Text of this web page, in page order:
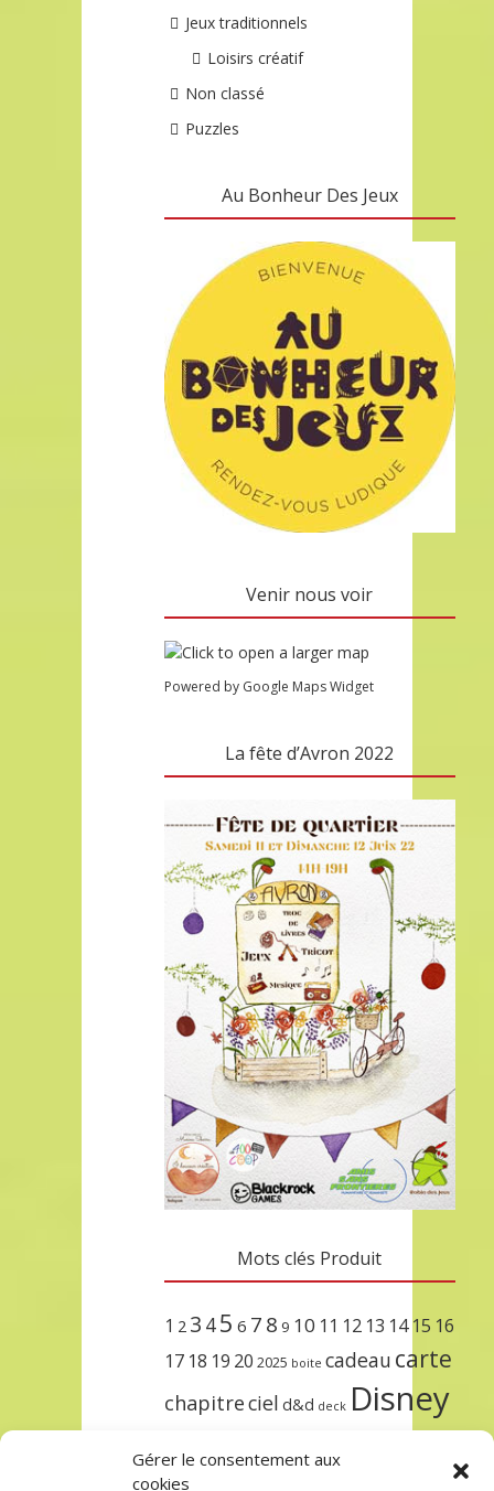
Gérer le consentement aux
cookies
Jeux traditionnels
Loisirs créatif
Non classé
Puzzles
Au Bonheur Des Jeux
Venir nous voir
Powered by Google Maps Widget
La fête d’Avron 2022
Mots clés Produit
1 2 3 45 6 7 8 9 10 11 12 13 14 15 16
17 18 19 20 2025 boite cadeau carte
chapitreciel d&d deck Disney
lorcana